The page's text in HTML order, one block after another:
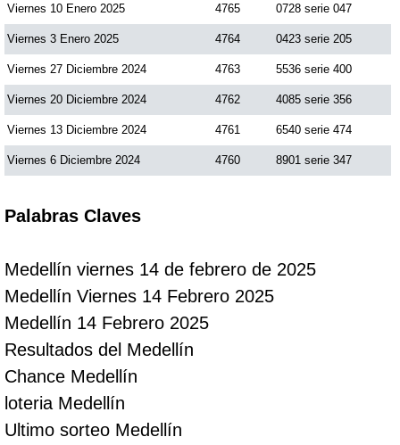
Viernes 10 Enero 2025 4765 0728 serie 047
Viernes 3 Enero 2025 4764 0423 serie 205
Viernes 27 Diciembre 2024 4763 5536 serie 400
Viernes 20 Diciembre 2024 4762 4085 serie 356
Viernes 13 Diciembre 2024 4761 6540 serie 474
Viernes 6 Diciembre 2024 4760 8901 serie 347
Palabras Claves
Medellín viernes 14 de febrero de 2025
Medellín Viernes 14 Febrero 2025
Medellín 14 Febrero 2025
Resultados del Medellín
Chance Medellín
loteria Medellín
Ultimo sorteo Medellín